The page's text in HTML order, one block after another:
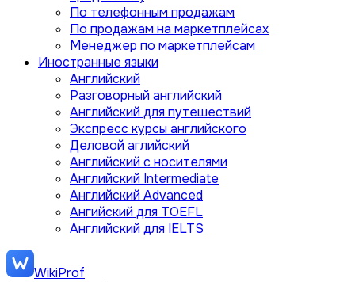
По телефонным продажам
По продажам на маркетплейсах
Менеджер по маркетплейсам
Иностранные языки
Английский
Разговорный английский
Английский для путешествий
Экспресс курсы английского
Деловой аглийский
Английский с носителями
Английский Intermediate
Английский Advanced
Ангийский для TOEFL
Английский для IELTS
WikiProf